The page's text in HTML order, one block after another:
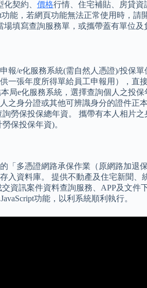
契約、 價格行情、住宅補貼、房貸資
能，若網頁功能無法正常使用時，請
填寫查詢服務單，或攜帶蓋有單位
/e化服務系統(需自然人憑證)/投保
一張年度所得單給員工申報用），
局e化服務系統，選擇查詢個人之投
之身分證或其他可辨識身分的證件
勞保投保總年資。 攜帶有本人相片
保投保年資)。
「多憑證網路承保作業（原網路加
資料庫。 提供不動產及住宅新聞
資訊案件資料查詢服務、APP及文
功能，以利系統順利執行。